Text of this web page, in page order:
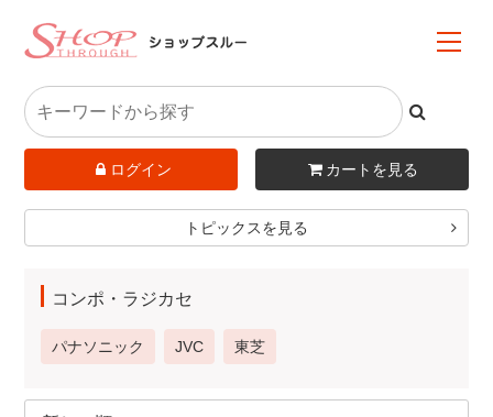
ログイン カートを見る
トピックスを見る
コンポ・ラジカセ
パナソニック JVC 東芝